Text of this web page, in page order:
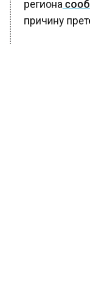
региона
причину